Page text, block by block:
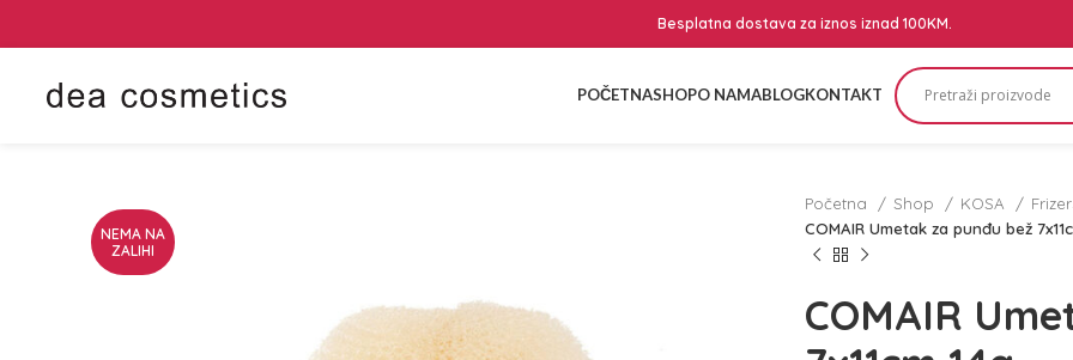
Besplatna dostava za iznos iznad 100KM.
POČETNASHOPO NAMABLOGKONTAKT
NEMA NA
ZALIHI
Početna Shop KOSA
COMAIR Umetak za punđu bež
COMAIR